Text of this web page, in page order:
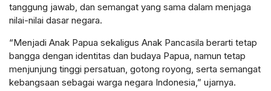
tanggung jawab, dan semangat yang sama dalam menjaga
nilai-nilai dasar negara.
“Menjadi Anak Papua sekaligus Anak Pancasila berarti tetap
bangga dengan identitas dan budaya Papua, namun tetap
menjunjung tinggi persatuan, gotong royong, serta semangat
kebangsaan sebagai warga negara Indonesia,” ujarnya.